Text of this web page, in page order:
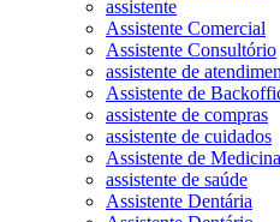
assistente
Assistente Comercial
Assistente Consultório
assistente de
Assistente de
assistente de compras
assistente de cuidados
Assistente de
assistente de saúde
Assistente Dentária